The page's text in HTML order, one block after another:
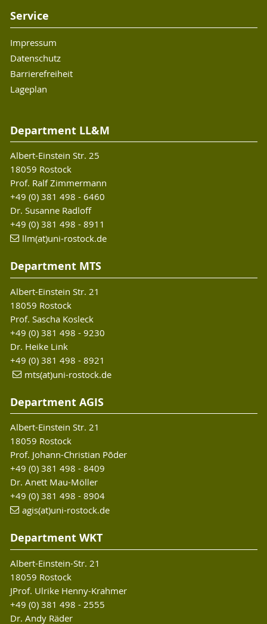
Service
Impressum
Datenschutz
Barrierefreiheit
Lageplan
Department LL&M
Albert-Einstein Str. 25
18059 Rostock
Prof. Ralf Zimmermann
+49 (0) 381 498 - 6460
Dr. Susanne Radloff
+49 (0) 381 498 - 8911
llm(at)uni-rostock.de
Department MTS
Albert-Einstein Str. 21
18059 Rostock
Prof. Sascha Kosleck
+49 (0) 381 498 - 9230
Dr. Heike Link
+49 (0) 381 498 - 8921
mts(at)uni-rostock.de
Department AGIS
Albert-Einstein Str. 21
18059 Rostock
Prof. Johann-Christian Põder
+49 (0) 381 498 - 8409
Dr. Anett Mau-Möller
+49 (0) 381 498 - 8904
agis(at)uni-rostock.de
Department WKT
Albert-Einstein-Str. 21
18059 Rostock
JProf. Ulrike Henny-Krahmer
+49 (0) 381 498 - 2555
Dr. Andy Räder